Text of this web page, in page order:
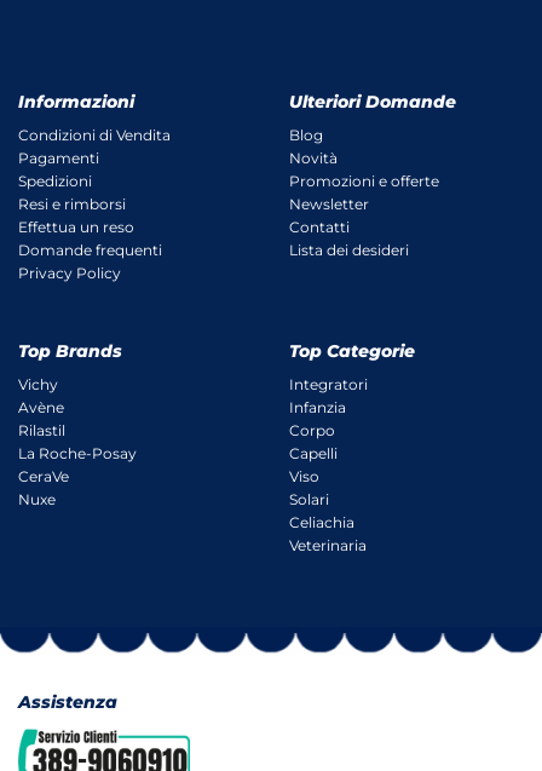
Informazioni
Condizioni di Vendita
Pagamenti
Spedizioni
Resi e rimborsi
Effettua un reso
Domande frequenti
Privacy Policy
Ulteriori Domande
Blog
Novità
Promozioni e offerte
Newsletter
Contatti
Lista dei desideri
Top Brands
Vichy
Avène
Rilastil
La Roche-Posay
CeraVe
Nuxe
Top Categorie
Integratori
Infanzia
Corpo
Capelli
Viso
Solari
Celiachia
Veterinaria
Assistenza